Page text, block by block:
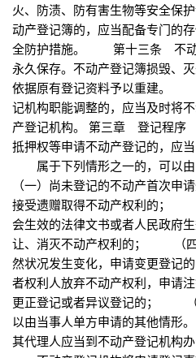
火、防渍、防有害生物等安全
动产登记簿的，应当配备专门的
全防护措施。 第十三条 不动
永久保存。不动产登记簿损毁、
依据原有登记资料予以重建。
记机构职能调整的，应当及时将
产登记机构。 第三章 登记程
抵押权等申请不动产登记的，应
属于下列情形之一的，可以
（一）尚未登记的不动产首次
接受遗赠取得不动产权利的；
会生效的法律文书或者人民政府
让、消灭不动产权利的； （四
然状况发生变化，申请变更登
者权利人放弃不动产权利，申
更正登记或者异议登记的； （
以由当事人单方申请的其他情
其代理人应当到不动产登记机构